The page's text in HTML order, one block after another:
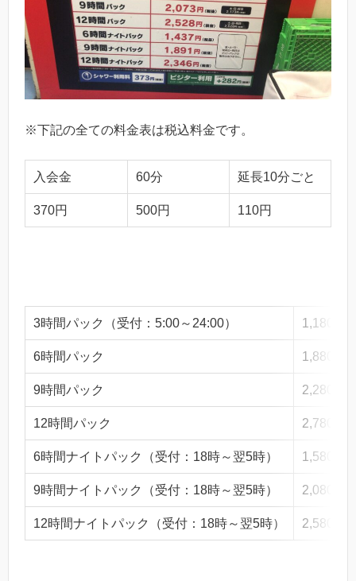
※下記の全ての料金表は税込料金です。
入会金 60分 延長10分ごと
370円 500円 110円
3時間パック（受付：5:00～24:00） 1,180円
6時間パック 1,880円
9時間パック 2,280円
12時間パック 2,780円
6時間ナイトパック（受付：18時～翌5時） 1,580円
9時間ナイトパック（受付：18時～翌5時） 2,080円
12時間ナイトパック（受付：18時～翌5時） 2,580円